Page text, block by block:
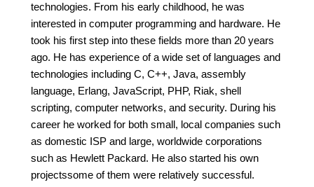
technologies. From his early childhood, he was
interested in computer programming and hardware. He
took his first step into these fields more than 20 years
ago. He has experience of a wide set of languages and
technologies including C, C++, Java, assembly
language, Erlang, JavaScript, PHP, Riak, shell
scripting, computer networks, and security. During his
career he worked for both small, local companies such
as domestic ISP and large, worldwide corporations
such as Hewlett Packard. He also started his own
projectssome of them were relatively successful.